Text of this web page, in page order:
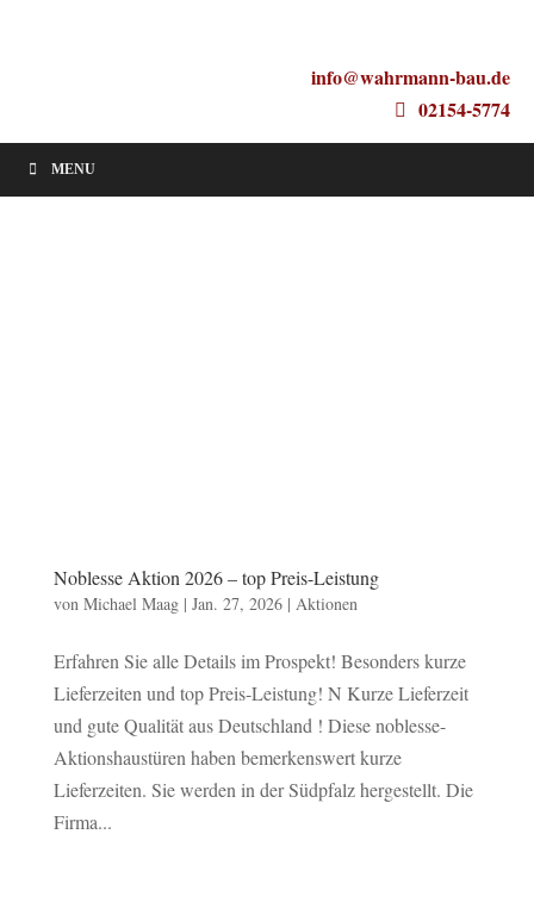
info@wahrmann-bau.de
02154-5774
MENU
Noblesse Aktion 2026 – top Preis-Leistung
von Michael Maag| Jan. 27, 2026| Aktionen
Erfahren Sie alle Details im Prospekt! Besonders kurze
Lieferzeiten und top Preis-Leistung! N Kurze Lieferzeit
und gute Qualität aus Deutschland ! Diese noblesse-
Aktionshaustüren haben bemerkenswert kurze
Lieferzeiten. Sie werden in der Südpfalz hergestellt. Die
Firma...